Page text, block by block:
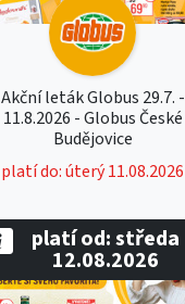
Akční leták Globus 29.7. -
11.8.2026 - Globus České
Budějovice
platí do: úterý 11.08.2026
platí od: středa
12.08.2026